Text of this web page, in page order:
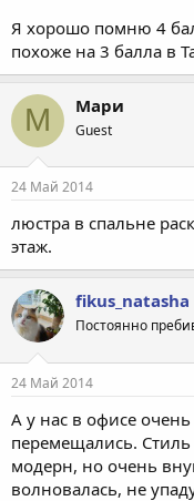
Я хорошо помню 4
похоже на 3 балла в
М Мари
Guest
24 Май 2014
люстра в спальне
этаж.
fikus_natasha
Постоянно
24 Май 2014
А у нас в офисе
перемещались. Стиль
модерн, но очень
волновалась, не